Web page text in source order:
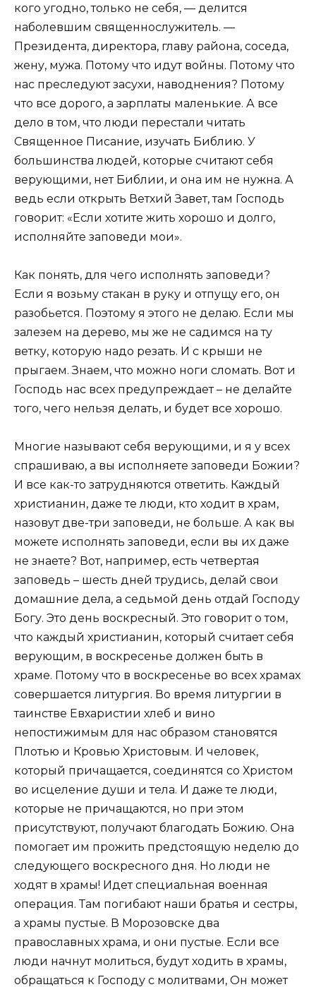
кого угодно, только не себя, — делится
наболевшим священнослужитель. —
Президента, директора, главу района, соседа,
жену, мужа. Потому что идут войны. Потому что
нас преследуют засухи, наводнения? Потому
что все дорого, а зарплаты маленькие. А все
дело в том, что люди перестали читать
Священное Писание, изучать Библию. У
большинства людей, которые считают себя
верующими, нет Библии, и она им не нужна. А
ведь если открыть Ветхий Завет, там Господь
говорит: «Если хотите жить хорошо и долго,
исполняйте заповеди мои».
Как понять, для чего исполнять заповеди?
Если я возьму стакан в руку и отпущу его, он
разобьется. Поэтому я этого не делаю. Если мы
залезем на дерево, мы же не садимся на ту
ветку, которую надо резать. И с крыши не
прыгаем. Знаем, что можно ноги сломать. Вот и
Господь нас всех предупреждает – не делайте
того, чего нельзя делать, и будет все хорошо.
Многие называют себя верующими, и я у всех
спрашиваю, а вы исполняете заповеди Божии?
И все как-то затрудняются ответить. Каждый
христианин, даже те люди, кто ходит в храм,
назовут две-три заповеди, не больше. А как вы
можете исполнять заповеди, если вы их даже
не знаете? Вот, например, есть четвертая
заповедь – шесть дней трудись, делай свои
домашние дела, а седьмой день отдай Господу
Богу. Это день воскресный. Это говорит о том,
что каждый христианин, который считает себя
верующим, в воскресенье должен быть в
храме. Потому что в воскресенье во всех храмах
совершается литургия. Во время литургии в
таинстве Евхаристии хлеб и вино
непостижимым для нас образом становятся
Плотью и Кровью Христовым. И человек,
который причащается, соединятся со Христом
во исцеление души и тела. И даже те люди,
которые не причащаются, но при этом
присутствуют, получают благодать Божию. Она
помогает им прожить предстоящую неделю до
следующего воскресного дня. Но люди не
ходят в храмы! Идет специальная военная
операция. Там погибают наши братья и сестры,
а храмы пустые. В Морозовске два
православных храма, и они пустые. Если все
люди начнут молиться, будут ходить в храмы,
обращаться к Господу с молитвами, Он может